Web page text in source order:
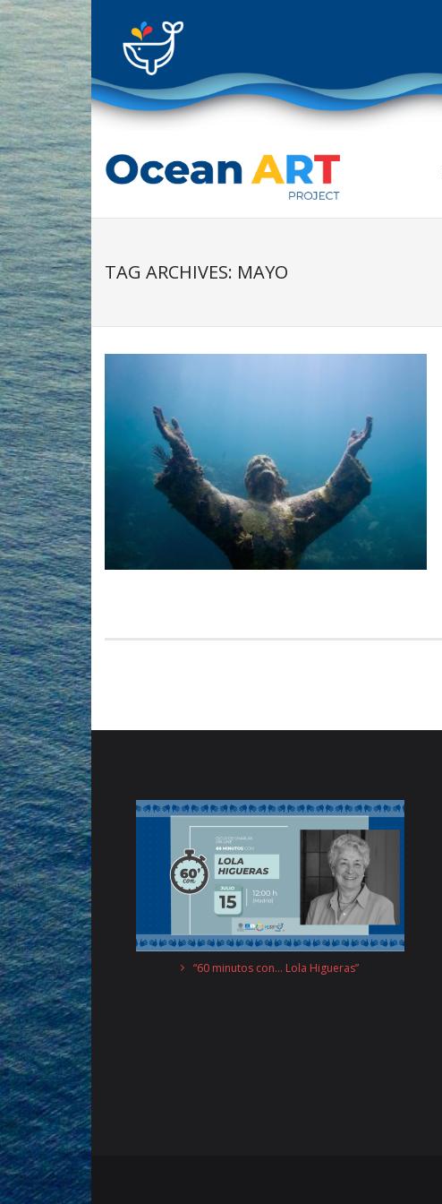
to
content
TAG ARCHIVES: MAYO
“60 minutos con… Lola Higueras”